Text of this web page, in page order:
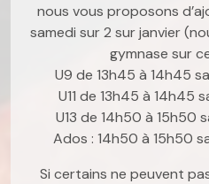
nous vous proposons
samedi sur 2 sur janvier
gymnase sur
U9 de 13h45 à 14h45
U11 de 13h45 à 14h45
U13 de 14h50 à 15h50
Ados : 14h50 à 15h50
Si certains ne peuvent